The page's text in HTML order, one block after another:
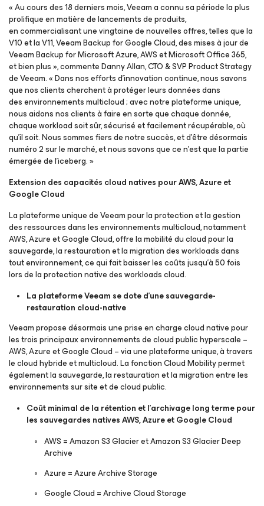
«Au cours des 18 derniers mois, Veeam a connu sa période la plus
prolifique en matière de lancements de produits,
en commercialisant une vingtaine de nouvelles offres, telles que la
V10 et la V11, Veeam Backup for Google Cloud, des mises à jour de
Veeam Backup for Microsoft Azure, AWS et Microsoft Office 365,
et bien plus», commente Danny Allan, CTO & SVP Product Strategy
de Veeam. «Dans nos efforts d'innovation continue, nous savons
que nos clients cherchent à protéger leurs données dans
des environnements multicloud ; avec notre plateforme unique,
nous aidons nos clients à faire en sorte que chaque donnée,
chaque workload soit sûr, sécurisé et facilement récupérable, où
qu'il soit. Nous sommes fiers de notre succès, et d'être désormais
numéro 2 sur le marché, et nous savons que ce n'est que la partie
émergée de l'iceberg. »
Extension des capacités cloud natives pour AWS, Azure et
Google Cloud
La plateforme unique de Veeam pour la protection et la gestion
des ressources dans les environnements multicloud, notamment
AWS, Azure et Google Cloud, offre la mobilité du cloud pour la
sauvegarde, la restauration et la migration des workloads dans
tout environnement, ce qui fait baisser les coûts jusqu’à 50 fois
lors de la protection native des workloads cloud.
La plateforme Veeam se dote d’une sauvegarde-
restauration cloud-native
Veeam propose désormais une prise en charge cloud native pour
les trois principaux environnements de cloud public hyperscale –
AWS, Azure et Google Cloud – via une plateforme unique, à travers
le cloud hybride et multicloud. La fonction Cloud Mobility permet
également la sauvegarde, la restauration et la migration entre les
environnements sur site et de cloud public.
Coût minimal de la rétention et l’archivage long terme pour
les sauvegardes natives AWS, Azure et Google Cloud
AWS = Amazon S3 Glacier et Amazon S3 Glacier Deep
Archive
Azure = Azure Archive Storage
Google Cloud = Archive Cloud Storage